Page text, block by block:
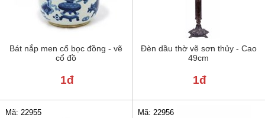
Bát nắp men cổ bọc đồng - vẽ
cổ đồ
1đ
Đèn dầu thờ vẽ sơn thủy - Cao
49cm
1đ
Mã: 22955 Mã: 22956